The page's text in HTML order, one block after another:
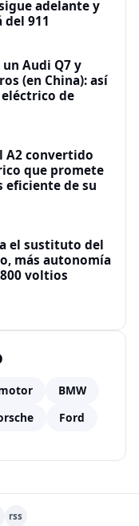
adelante y
del 911
Audi Q7 y
(en China): así
eléctrico de
A2 convertido
que promete
eficiente de su
el sustituto del
más autonomía
voltios
BMW
Ford
rss